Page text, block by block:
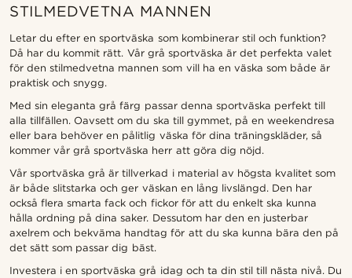
STILMEDVETNA MANNEN
Letar du efter en sportväska som kombinerar stil och funktion?
Då har du kommit rätt. Vår grå sportväska är det perfekta valet
för den stilmedvetna mannen som vill ha en väska som både är
praktisk och snygg.
Med sin eleganta grå färg passar denna sportväska perfekt till
alla tillfällen. Oavsett om du ska till gymmet, på en weekendresa
eller bara behöver en pålitlig väska för dina träningskläder, så
kommer vår grå sportväska herr att göra dig nöjd.
Vår sportväska grå är tillverkad i material av högsta kvalitet som
är både slitstarka och ger väskan en lång livslängd. Den har
också flera smarta fack och fickor för att du enkelt ska kunna
hålla ordning på dina saker. Dessutom har den en justerbar
axelrem och bekväma handtag för att du ska kunna bära den på
det sätt som passar dig bäst.
Investera i en sportväska grå idag och ta din stil till nästa nivå. Du